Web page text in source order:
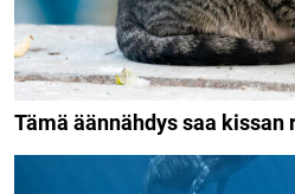
Tämä äännähdys saa